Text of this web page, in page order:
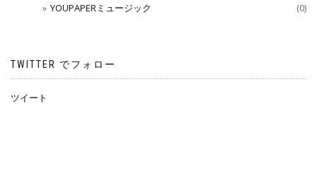
YOUPAPERミュージック (0)
TWITTER でフォロー
ツイート